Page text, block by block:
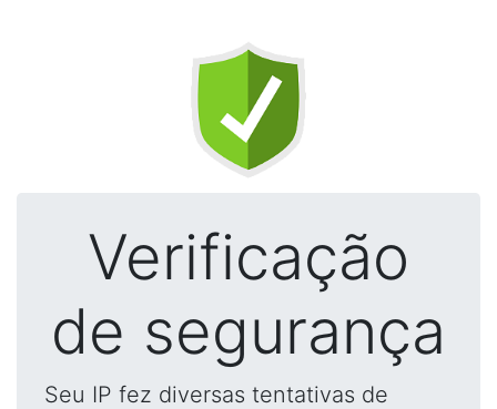
Verificação
de segurança
Seu IP fez diversas tentativas de